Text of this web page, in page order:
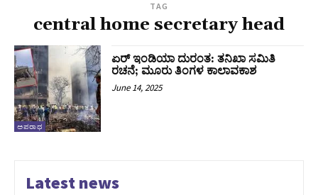
TAG
central home secretary head
ಅಪರಾಧ
ಏರ್ ಇಂಡಿಯಾ ದುರಂತ: ತನಿಖಾ ಸಮಿತಿ
ರಚನೆ;‌ ಮೂರು ತಿಂಗಳ ಕಾಲಾವಕಾಶ
June 14, 2025
Latest news